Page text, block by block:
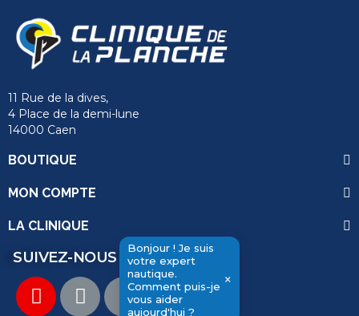
Bonjour ! Je suis
votre expert
nautique.
Comment puis-je
vous aider
aujourd'hui ?
×
11 Rue de la dives,
4 Place de la demi-lune
14000 Caen
BOUTIQUE
MON COMPTE
LA CLINIQUE
SUIVEZ-NOUS